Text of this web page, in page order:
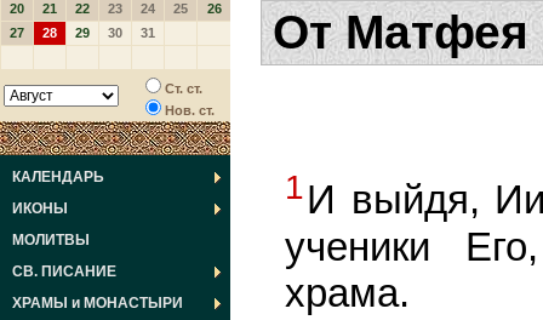
20
21 22 23 24 25
26
27
28 29 30 31
Ст. ст.
Нов. ст.
КАЛЕНДАРЬ
ИКОНЫ
МОЛИТВЫ
СВ. ПИСАНИЕ
ХРАМЫ и МОНАСТЫРИ
От Матфея
1И выйдя,
ученики
храма.